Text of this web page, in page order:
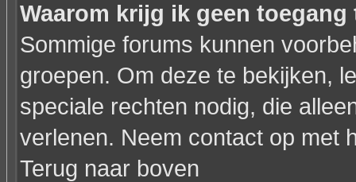
Waarom krijg ik geen
Sommige forums kunnen
groepen. Om deze te bekijken,
speciale rechten nodig, die
verlenen. Neem contact op met
Terug naar boven